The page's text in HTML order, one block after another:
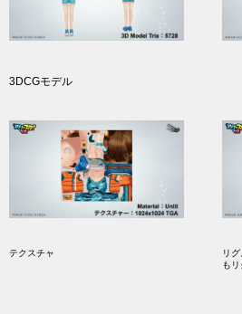
3DCGモデル
テクスチャ
リ
も